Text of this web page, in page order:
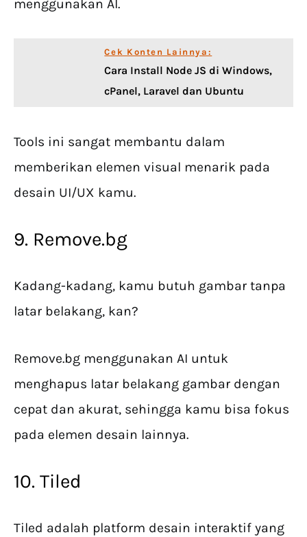
menggunakan AI.
Cek Konten Lainnya:
Cara Install Node JS di Windows,
cPanel, Laravel dan Ubuntu
Tools ini sangat membantu dalam
memberikan elemen visual menarik pada
desain UI/UX kamu.
9. Remove.bg
Kadang-kadang, kamu butuh gambar tanpa
latar belakang, kan?
Remove.bg menggunakan AI untuk
menghapus latar belakang gambar dengan
cepat dan akurat, sehingga kamu bisa fokus
pada elemen desain lainnya.
10. Tiled
Tiled adalah platform desain interaktif yang